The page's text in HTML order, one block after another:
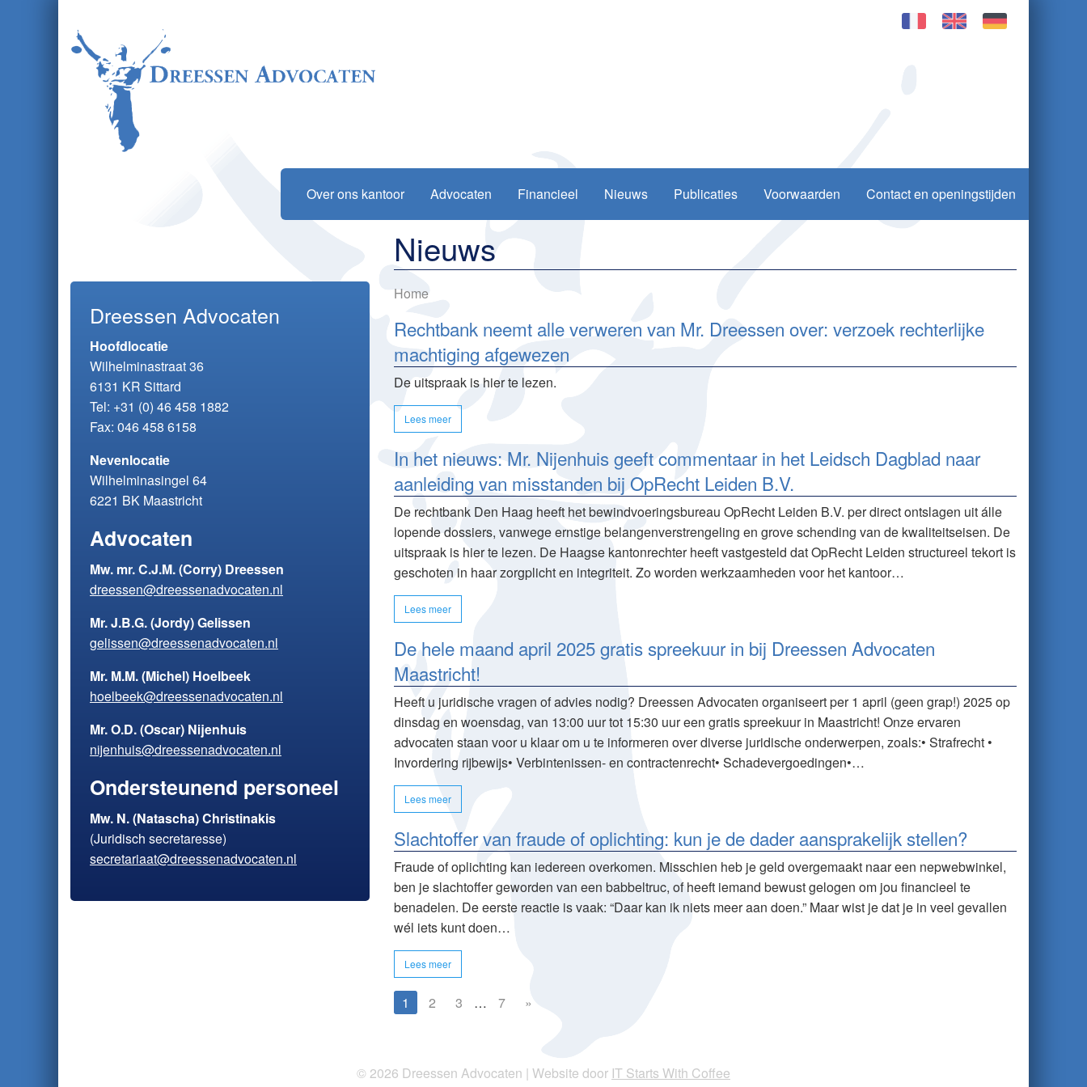
Over ons kantoor Advocaten Financieel Nieuws Publicaties Voorwaarden Contact en openingstijden
Dreessen Advocaten
Hoofdlocatie
Wilhelminastraat 36
6131 KR Sittard
Tel: +31 (0) 46 458 1882
Fax: 046 458 6158
Nevenlocatie
Wilhelminasingel 64
6221 BK Maastricht
Advocaten
Mw. mr. C.J.M. (Corry) Dreessen
dreessen@dreessenadvocaten.nl
Mr. J.B.G. (Jordy) Gelissen
gelissen@dreessenadvocaten.nl
Mr. M.M. (Michel) Hoelbeek
hoelbeek@dreessenadvocaten.nl
Mr. O.D. (Oscar) Nijenhuis
nijenhuis@dreessenadvocaten.nl
Ondersteunend personeel
Mw. N. (Natascha) Christinakis
(Juridisch secretaresse)
secretariaat@dreessenadvocaten.nl
Nieuws
Home
Rechtbank neemt alle verweren van Mr. Dreessen over: verzoek rechterlijke
machtiging afgewezen
De uitspraak is hier te lezen.
Lees meer
In het nieuws: Mr. Nijenhuis geeft commentaar in het Leidsch Dagblad naar
aanleiding van misstanden bij OpRecht Leiden B.V.
De rechtbank Den Haag heeft het bewindvoeringsbureau OpRecht Leiden B.V. per direct ontslagen uit álle
lopende dossiers, vanwege ernstige belangenverstrengeling en grove schending van de kwaliteitseisen. De
uitspraak is hier te lezen. De Haagse kantonrechter heeft vastgesteld dat OpRecht Leiden structureel tekort is
geschoten in haar zorgplicht en integriteit. Zo worden werkzaamheden voor het kantoor…
Lees meer
De hele maand april 2025 gratis spreekuur in bij Dreessen Advocaten
Maastricht!
Heeft u juridische vragen of advies nodig? Dreessen Advocaten organiseert per 1 april (geen grap!) 2025 op
dinsdag en woensdag, van 13:00 uur tot 15:30 uur een gratis spreekuur in Maastricht! Onze ervaren
advocaten staan voor u klaar om u te informeren over diverse juridische onderwerpen, zoals:• Strafrecht •
Invordering rijbewijs• Verbintenissen- en contractenrecht• Schadevergoedingen•…
Lees meer
Slachtoffer van fraude of oplichting: kun je de dader aansprakelijk stellen?
Fraude of oplichting kan iedereen overkomen. Misschien heb je geld overgemaakt naar een nepwebwinkel,
ben je slachtoffer geworden van een babbeltruc, of heeft iemand bewust gelogen om jou financieel te
benadelen. De eerste reactie is vaak: “Daar kan ik niets meer aan doen.” Maar wist je dat je in veel gevallen
wél iets kunt doen…
Lees meer
1 2 3 … 7 »
© 2026 Dreessen Advocaten | Website door IT Starts With Coffee